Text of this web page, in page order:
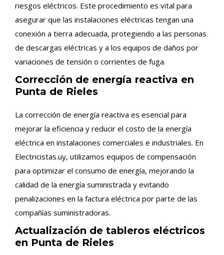
riesgos eléctricos. Este procedimiento es vital para
asegurar que las instalaciones eléctricas tengan una
conexión a tierra adecuada, protegiendo a las personas
de descargas eléctricas y a los equipos de daños por
variaciones de tensión o corrientes de fuga.
Corrección de energía reactiva en
Punta de Rieles
La corrección de energía reactiva es esencial para
mejorar la eficiencia y reducir el costo de la energía
eléctrica en instalaciones comerciales e industriales. En
Electricistas.uy, utilizamos equipos de compensación
para optimizar el consumo de energía, mejorando la
calidad de la energía suministrada y evitando
penalizaciones en la factura eléctrica por parte de las
compañías suministradoras.
Actualización de tableros eléctricos
en Punta de Rieles